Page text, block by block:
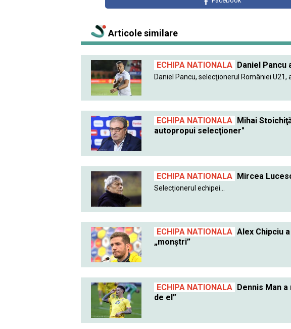
Articole similare
ECHIPA NATIONALA Daniel Pancu
Daniel Pancu, selecţionerul României U21, a
ECHIPA NATIONALA Mihai
autopropui selecţioner"
ECHIPA NATIONALA Mircea
Selecționerul echipei...
ECHIPA NATIONALA Alex Chipciu
„monștri”
ECHIPA NATIONALA Dennis Man
de el”